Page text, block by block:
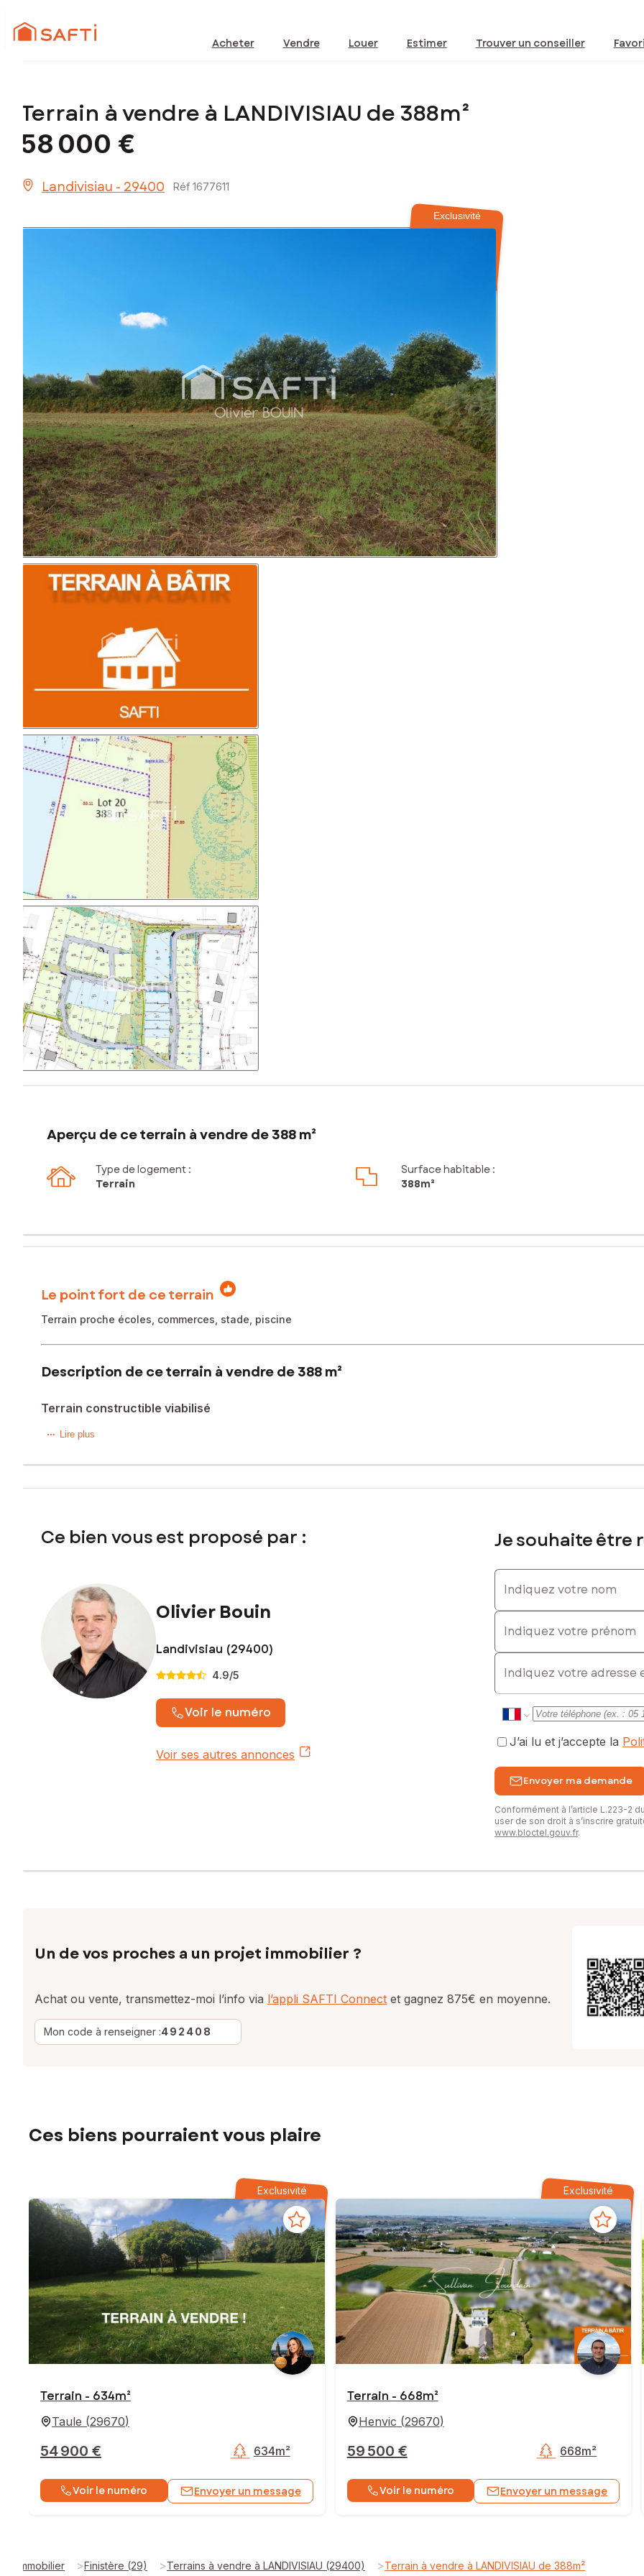
Acheter Vendre Louer Estimer Trouver un conseiller
Terrain à vendre à LANDIVISIAU de 388m²
58 000 €
Landivisiau - 29400 Réf 1677611
Exclusivité
Aperçu de ce terrain à vendre de 388 m²
Type de logement :
Terrain
Surface habitable :
388m²
Le point fort de ce terrain
Terrain proche écoles, commerces, stade, piscine
Description de ce terrain à vendre de 388 m²
Terrain constructible viabilisé
A Landivisiau terrain constructible de 388 m² (Lot 20) dans un nouveau lotissement comprenant 35 lots.
Toutes ses commodités peuvent se faire à pieds.
Terrain vendu viabilisé (eau, électricité, télécoms, assainissement).
Les informations sur les risques auxquels ce bien est exposé sont disponibles sur le site Géorisques : www.georisques.gouv.fr
Contactez votre conseiller SAFTI : Olivier BOUIN, Tél. : 06 63 69 46 08, E-mail : olivier.bouin@safti.fr - EI - Agent commercial
Lire plus
Ce bien vous est proposé par :
Olivier Bouin
Landivisiau (29400)
4.9/5
Voir le numéro
Voir ses autres annonces
Je souhaite être
Indiquez votre nom
Indiquez votre prénom
E-mail
J’ai lu et j’accepte la
Envoyer ma demande
Conformément à l’article L.223-2
user de son droit à s’inscrire
www.bloctel.gouv.fr.
Un de vos proches a un projet immobilier ?
Achat ou vente, transmettez-moi l’info via l’appli SAFTI Connect et gagnez 875€ en moyenne.
Mon code à renseigner :492408
Ces biens pourraient vous plaire
Exclusivité
Terrain - 634m²
Taule (29670)
54 900 € 634m²
Voir le numéro Envoyer un message
Exclusivité
Terrain - 668m²
Henvic (29670)
59 500 € 668m²
Voir le numéro Envoyer un message
Immobilier >Finistère (29) >Terrains à vendre à LANDIVISIAU (29400) >Terrain à vendre à LANDIVISIAU de 388m²